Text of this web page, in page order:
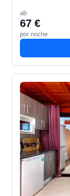
pequeña…
ab
67 €
por noche